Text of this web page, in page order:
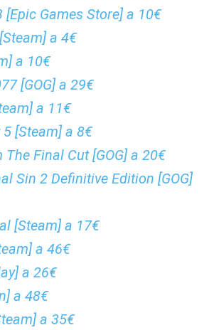
[Epic Games Store] a 10€
a 4€
a 10€
[GOG] a 29€
a 11€
[Steam] a 8€
Final Cut [GOG] a 20€
Sin 2 Definitive Edition [GOG]
[Steam] a 17€
a 46€
a 26€
a 48€
a 35€